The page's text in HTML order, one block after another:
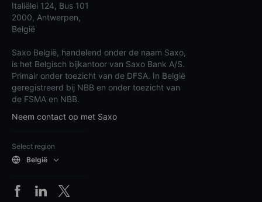
Italiëlei 124, Bus 101
2000, Antwerpen,
België
Saxo België, handelend onder de naam Saxo,
is het Belgisch bijkantoor van Saxo Bank A/S.
Primair onder toezicht van de DFSA. In België
geregistreerd bij NBB en onder toezicht van
de FSMA en NBB.
Neem contact op met Saxo
Select region
België